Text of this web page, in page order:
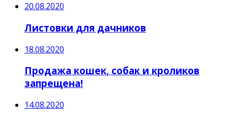
20.08.2020
Листовки для дачников
18.08.2020
Продажа кошек, собак и кроликов
запрещена!
14.08.2020